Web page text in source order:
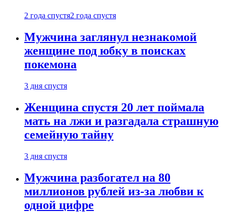
2 года спустя2 года спустя
Мужчина заглянул незнакомой
женщине под юбку в поисках
покемона
3 дня спустя
Женщина спустя 20 лет поймала
мать на лжи и разгадала страшную
семейную тайну
3 дня спустя
Мужчина разбогател на 80
миллионов рублей из-за любви к
одной цифре